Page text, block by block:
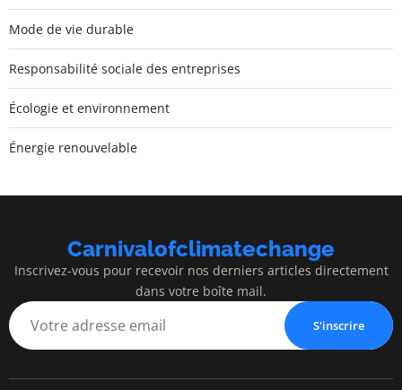
Mode de vie durable
Responsabilité sociale des entreprises
Écologie et environnement
Énergie renouvelable
Carnivalofclimatechange
Inscrivez-vous pour recevoir nos derniers articles directement
dans votre boîte mail.
S'inscrire